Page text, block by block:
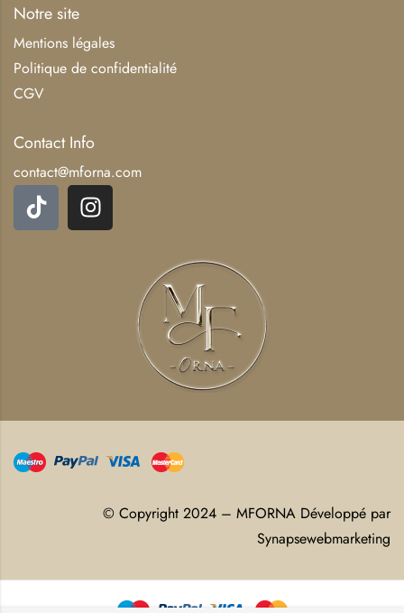
Notre site
Mentions légales
Politique de confidentialité
CGV
Contact Info
contact@mforna.com
© Copyright 2024 – MFORNA Développé par
Synapsewebmarketing